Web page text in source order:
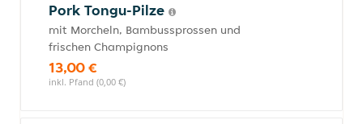
Pork Tongu-Pilze
mit Morcheln, Bambussprossen und
frischen Champignons
13,00 €
inkl. Pfand (0,00 €)